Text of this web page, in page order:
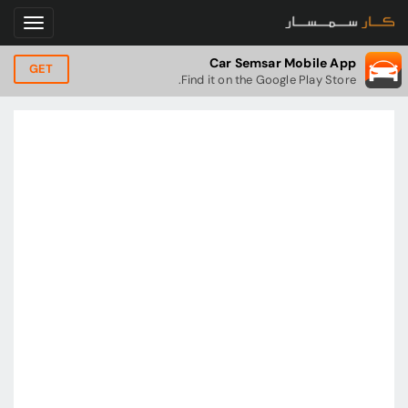
Car Semsar Mobile App
Find it on the Google Play Store.
GET